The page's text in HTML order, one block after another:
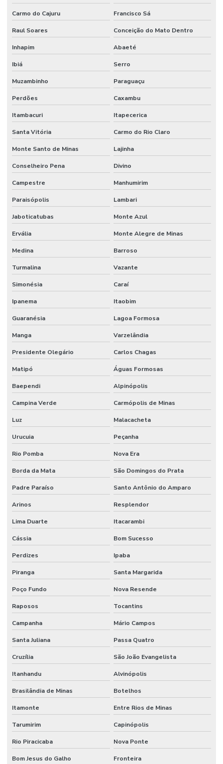
Carmo do Cajuru Francisco Sá
Raul Soares Conceição do Mato Dentro
Inhapim Abaeté
Ibiá Serro
Muzambinho Paraguaçu
Perdões Caxambu
Itambacuri Itapecerica
Santa Vitória Carmo do Rio Claro
Monte Santo de Minas Lajinha
Conselheiro Pena Divino
Campestre Manhumirim
Paraisópolis Lambari
Jaboticatubas Monte Azul
Ervália Monte Alegre de Minas
Medina Barroso
Turmalina Vazante
Simonésia Caraí
Ipanema Itaobim
Guaranésia Lagoa Formosa
Manga Varzelândia
Presidente Olegário Carlos Chagas
Matipó Águas Formosas
Baependi Alpinópolis
Campina Verde Carmópolis de Minas
Luz Malacacheta
Urucuia Peçanha
Rio Pomba Nova Era
Borda da Mata São Domingos do Prata
Padre Paraíso Santo Antônio do Amparo
Arinos Resplendor
Lima Duarte Itacarambi
Cássia Bom Sucesso
Perdizes Ipaba
Piranga Santa Margarida
Poço Fundo Nova Resende
Raposos Tocantins
Campanha Mário Campos
Santa Juliana Passa Quatro
Cruzília São João Evangelista
Itanhandu Alvinópolis
Brasilândia de Minas Botelhos
Itamonte Entre Rios de Minas
Tarumirim Capinópolis
Rio Piracicaba Nova Ponte
Bom Jesus do Galho Fronteira